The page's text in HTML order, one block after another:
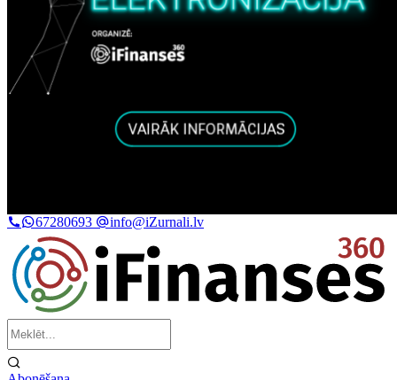
67280693 info@iZurnali.lv